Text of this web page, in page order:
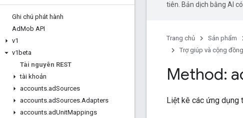
Ghi chú phát hành
AdMob API
v1
v1beta
Tài nguyên REST
tài khoản
accounts.adSources
accounts.adSources.Adapters
accounts.adUnitMappings
tiên. Bản dịch bằng AI có
Trang chủ Sản phẩm
Trợ giúp và cộng
Method:
Liệt kê các ứng dụng